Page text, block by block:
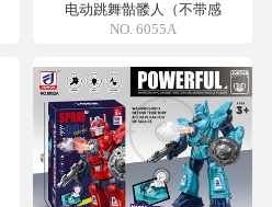
电动跳舞骷髅人（不带感
NO. 6055A